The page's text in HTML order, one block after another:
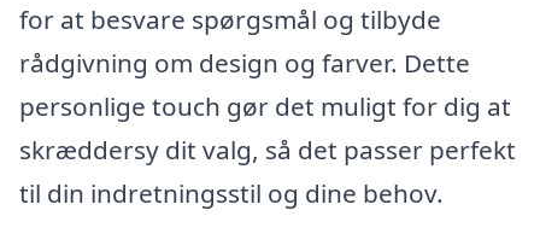
for at besvare spørgsmål og tilbyde
rådgivning om design og farver. Dette
personlige touch gør det muligt for dig at
skræddersy dit valg, så det passer perfekt
til din indretningsstil og dine behov.